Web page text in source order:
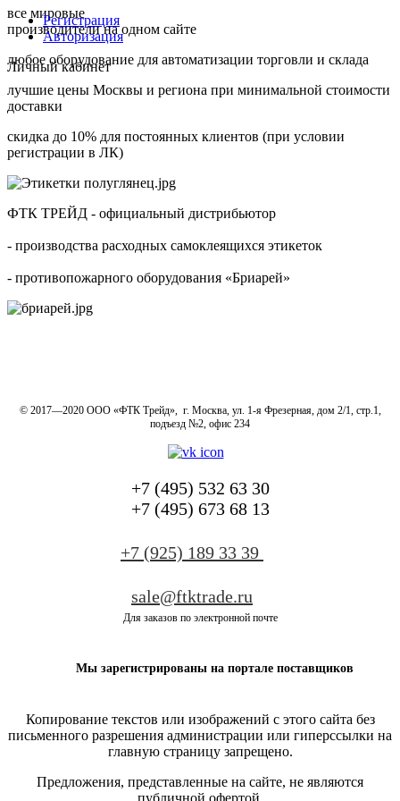
Регистрация
Авторизация
Личный кабинет
все мировые
производители на одном сайте
любое оборудование для автоматизации торговли и склада
лучшие цены Москвы и региона при минимальной стоимости
доставки
скидка до 10% для постоянных клиентов (при условии
регистрации в ЛК)
ФТК ТРЕЙД - официальный дистрибьютор
- производства расходных самоклеящихся этикеток
- противопожарного оборудования «Бриарей»
© 2017—2020 ООО «ФТК Трейд», г. Москва, ул. 1-я Фрезерная, дом 2/1, стр.1,
подъезд №2, офис 234
+7 (495) 532 63 30
+7 (495) 673 68 13
+7 (925) 189 33 39
sale@ftktrade.ru
Для заказов по электронной почте
Мы зарегистрированы на портале поставщиков
Копирование текстов или изображений с этого сайта без
письменного разрешения администрации или гиперссылки на
главную страницу запрещено.
Предложения, представленные на сайте, не являются
публичной офертой.